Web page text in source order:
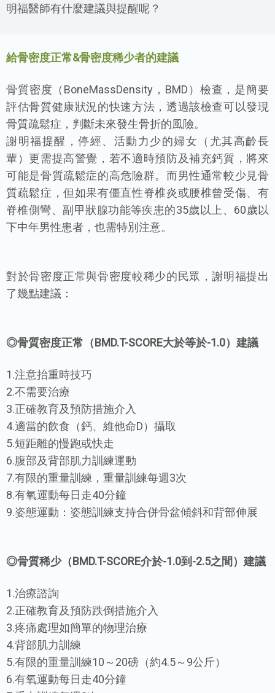
明福醫師有什麼建議與提醒呢？
給骨密度正常&骨密度稀少者的建議
骨質密度（BoneMassDensity，BMD）檢查，是簡要
評估骨質健康狀況的快速方法，透過該檢查可以發現
骨質疏鬆症，判斷未來發生骨折的風險。
謝明福提醒，停經、活動力少的婦女（尤其高齡長
輩）更需提高警覺，若不適時預防及補充鈣質，將來
可能是骨質疏鬆症的高危險群。而男性通常較少見骨
質疏鬆症，但如果有僵直性脊椎炎或腰椎曾受傷、有
脊椎側彎、副甲狀腺功能等疾患的35歲以上、60歲以
下中年男性患者，也需特別注意。
對於骨密度正常與骨密度較稀少的民眾，謝明福提出
了幾點建議：
◎骨質密度正常（BMD.T-SCORE大於等於-1.0）建議
1.注意抬重時技巧
2.不需要治療
3.正確教育及預防措施介入
4.適當的飲食（鈣、維他命D）攝取
5.短距離的慢跑或快走
6.腹部及背部肌力訓練運動
7.有限的重量訓練，重量訓練每週3次
8.有氧運動每日走40分鐘
9.姿態運動：姿態訓練支持合併骨盆傾斜和背部伸展
◎骨質稀少（BMD.T-SCORE介於-1.0到-2.5之間）建議
1.治療諮詢
2.正確教育及預防跌倒措施介入
3.疼痛處理如簡單的物理治療
4.背部肌力訓練
5.有限的重量訓練10～20磅（約4.5～9公斤）
6.有氧運動每日走40分鐘